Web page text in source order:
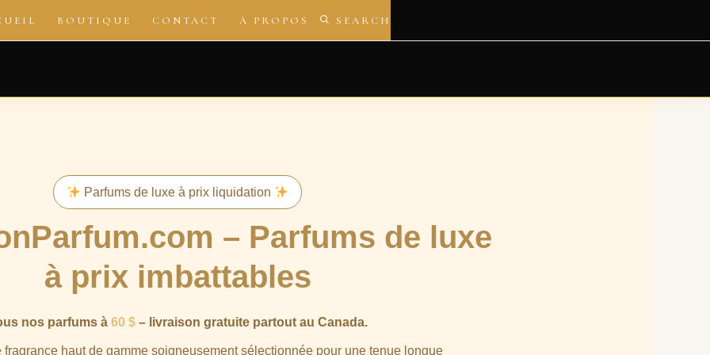
BOUTIQUE CONTACT À PROPOS SEARCH
Parfums de luxe à prix liquidation
– Parfums de luxe
à prix imbattables
nos parfums à 60 $– livraison gratuite partout au Canada.
fragrance haut de gamme soigneusement sélectionnée pour une tenue longue